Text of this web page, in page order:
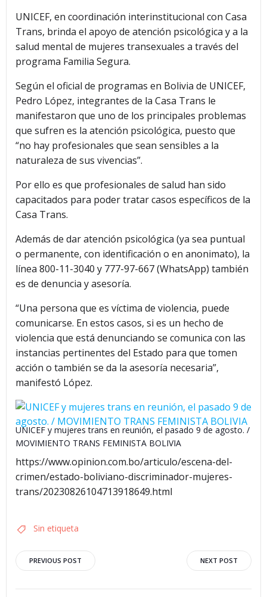
UNICEF, en coordinación interinstitucional con Casa
Trans, brinda el apoyo de atención psicológica y a la
salud mental de mujeres transexuales a través del
programa Familia Segura.
Según el oficial de programas en Bolivia de UNICEF,
Pedro López, integrantes de la Casa Trans le
manifestaron que uno de los principales problemas
que sufren es la atención psicológica, puesto que
“no hay profesionales que sean sensibles a la
naturaleza de sus vivencias”.
Por ello es que profesionales de salud han sido
capacitados para poder tratar casos específicos de la
Casa Trans.
Además de dar atención psicológica (ya sea puntual
o permanente, con identificación o en anonimato), la
línea 800-11-3040 y 777-97-667 (WhatsApp) también
es de denuncia y asesoría.
“Una persona que es víctima de violencia, puede
comunicarse. En estos casos, si es un hecho de
violencia que está denunciando se comunica con las
instancias pertinentes del Estado para que tomen
acción o también se da la asesoría necesaria”,
manifestó López.
UNICEF y mujeres trans en reunión, el pasado 9 de agosto. /
MOVIMIENTO TRANS FEMINISTA BOLIVIA
https://www.opinion.com.bo/articulo/escena-del-
crimen/estado-boliviano-discriminador-mujeres-
trans/20230826104713918649.html
Sin etiqueta
Navegación
PREVIOUS POST
Navegación
NEXT POST